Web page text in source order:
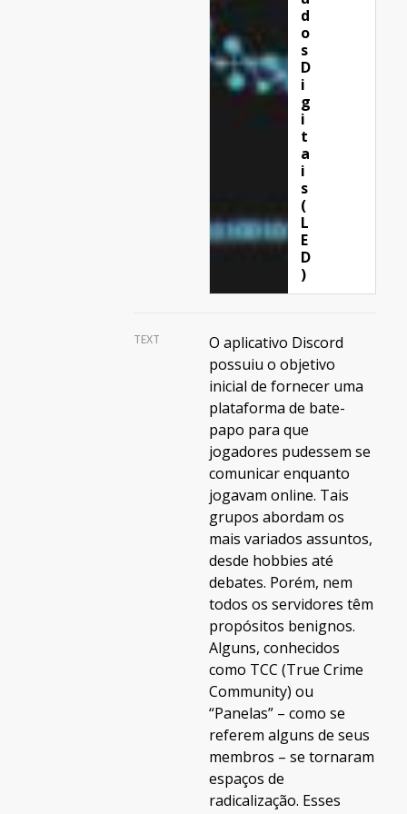
d
o
s
D
i
g
i
t
a
i
s
(
L
E
D
)
TEXT
O aplicativo Discord
possuiu o objetivo
inicial de fornecer uma
plataforma de bate-
papo para que
jogadores pudessem se
comunicar enquanto
jogavam online. Tais
grupos abordam os
mais variados assuntos,
desde hobbies até
debates. Porém, nem
todos os servidores têm
propósitos benignos.
Alguns, conhecidos
como TCC (True Crime
Community) ou
“Panelas” – como se
referem alguns de seus
membros – se tornaram
espaços de
radicalização. Esses